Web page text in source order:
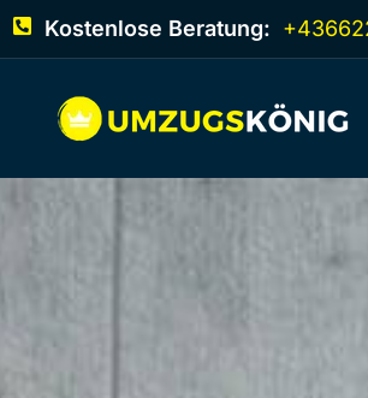
Kostenlose Beratung: